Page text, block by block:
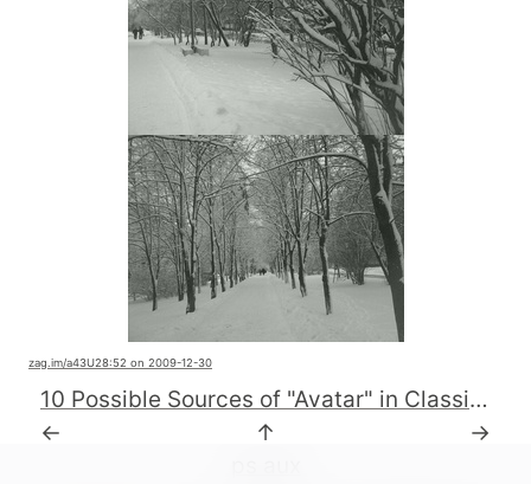
zag.im/a43U28:52 on 2009-12-30
10 Possible Sources of "Avatar" in Classic Science Fiction #avatarmovie
←
↑
→